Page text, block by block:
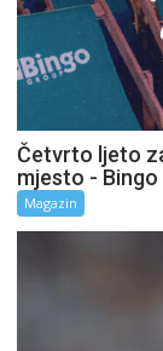
Četvrto ljeto
mjesto -
Magazin